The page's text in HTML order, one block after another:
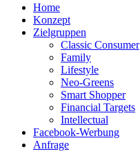
Home
Konzept
Zielgruppen
Classic Consumer
Family
Lifestyle
Neo-Greens
Smart Shopper
Financial Targets
Intellectual
Facebook-Werbung
Anfrage